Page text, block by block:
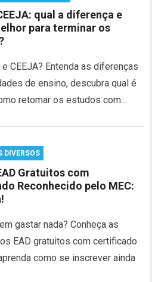
qual a diferença e
para terminar os
CEEJA? Entenda as diferenças
de ensino, descubra qual é
retomar os estudos com…
DIVERSOS
Gratuitos com
Reconhecido pelo MEC:
gastar nada? Conheça as
EAD gratuitos com certificado
como se inscrever ainda